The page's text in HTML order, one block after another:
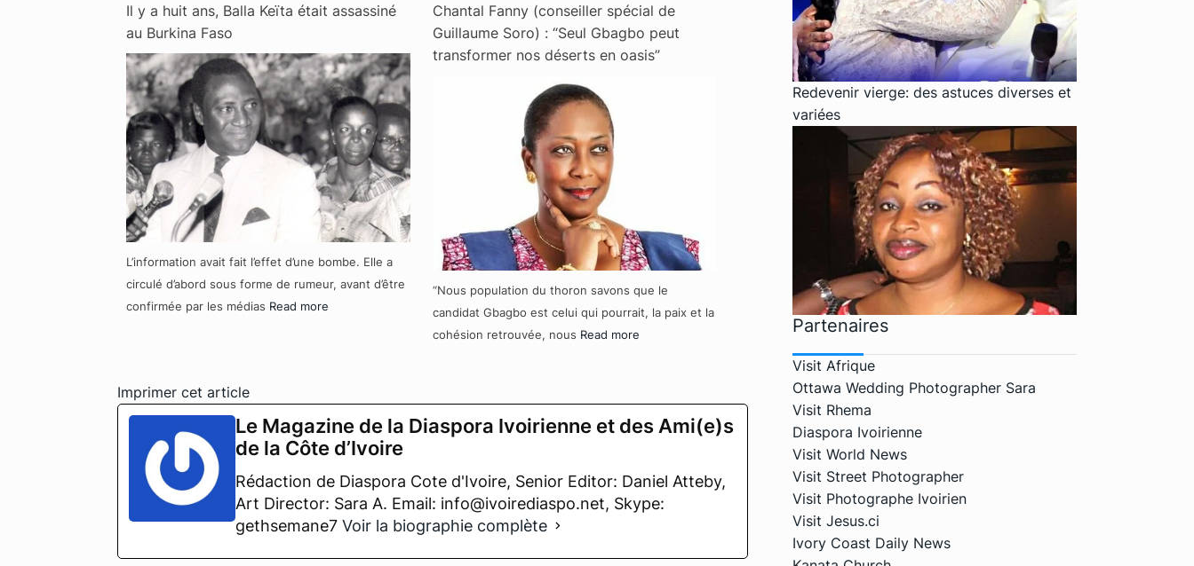
Il y a huit ans, Balla Keïta était assassiné
au Burkina Faso
L’information avait fait l’effet d’une bombe. Elle a
circulé d’abord sous forme de rumeur, avant d’être
confirmée par les médias Read more
Chantal Fanny (conseiller spécial de
Guillaume Soro) : “Seul Gbagbo peut
transformer nos déserts en oasis”
“Nous population du thoron savons que le
candidat Gbagbo est celui qui pourrait, la paix et la
cohésion retrouvée, nous Read more
Imprimer cet article
Le Magazine de la Diaspora Ivoirienne et des Ami(e)s
de la Côte d’Ivoire
Rédaction de Diaspora Cote d'Ivoire, Senior Editor: Daniel Atteby,
Art Director: Sara A. Email: info@ivoirediaspo.net, Skype:
gethsemane7 Voir la biographie complète
Redevenir vierge: des astuces diverses et
variées
Partenaires
Visit Afrique
Ottawa Wedding Photographer Sara
Visit Rhema
Diaspora Ivoirienne
Visit World News
Visit Street Photographer
Visit Photographe Ivoirien
Visit Jesus.ci
Ivory Coast Daily News